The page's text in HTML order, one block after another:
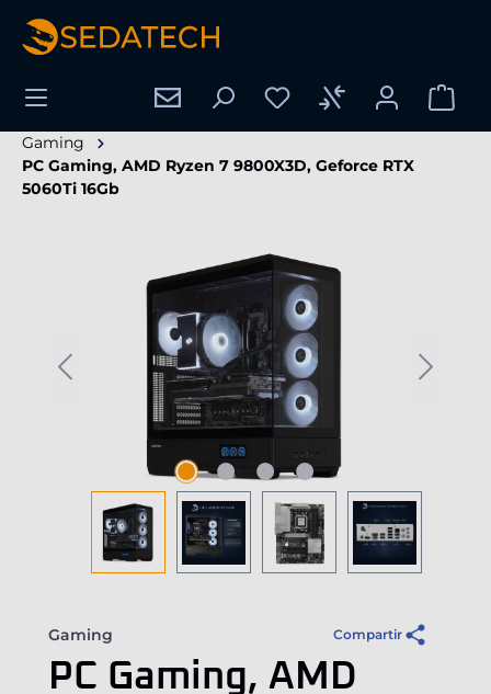
principal
Gaming
PC Gaming, AMD Ryzen 7 9800X3D, Geforce RTX
5060Ti 16Gb
Omitir galería de imágenes
Gaming Compartir
PC Gaming, AMD